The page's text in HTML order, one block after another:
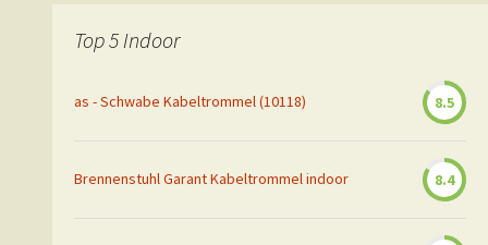
Top 5 Indoor
as - Schwabe Kabeltrommel (10118) 8.5
Brennenstuhl Garant Kabeltrommel indoor 8.4